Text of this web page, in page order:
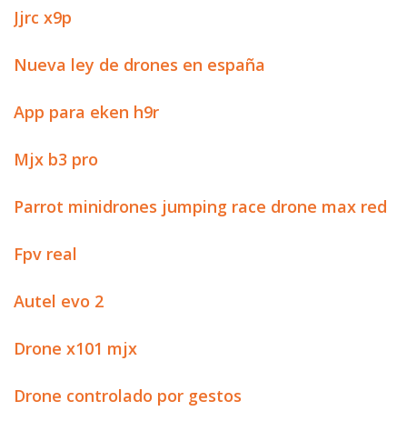
Jjrc x9p
Nueva ley de drones en españa
App para eken h9r
Mjx b3 pro
Parrot minidrones jumping race drone max red
Fpv real
Autel evo 2
Drone x101 mjx
Drone controlado por gestos